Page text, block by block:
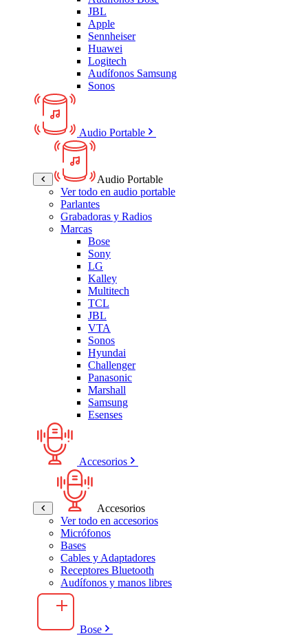
JBL
Apple
Sennheiser
Huawei
Logitech
Audífonos Samsung
Sonos
Audio Portable
Audio Portable
Ver todo en audio portable
Parlantes
Grabadoras y Radios
Marcas
Bose
Sony
LG
Kalley
Multitech
TCL
JBL
VTA
Sonos
Hyundai
Challenger
Panasonic
Marshall
Samsung
Esenses
Accesorios
Accesorios
Ver todo en accesorios
Micrófonos
Bases
Cables y Adaptadores
Receptores Bluetooth
Audífonos y manos libres
Bose